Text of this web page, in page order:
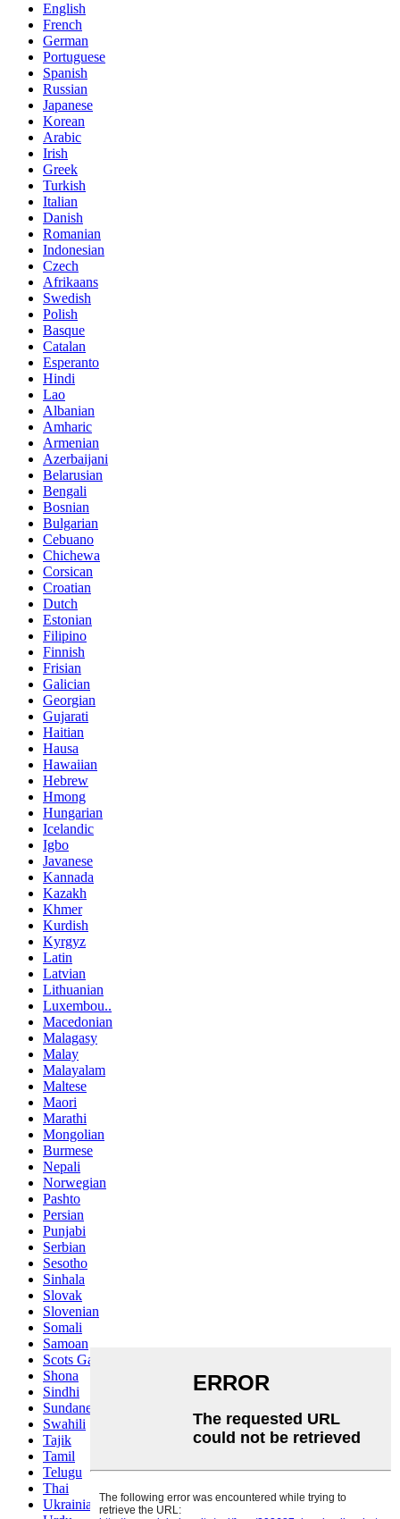
English
French
German
Portuguese
Spanish
Russian
Japanese
Korean
Arabic
Irish
Greek
Turkish
Italian
Danish
Romanian
Indonesian
Czech
Afrikaans
Swedish
Polish
Basque
Catalan
Esperanto
Hindi
Lao
Albanian
Amharic
Armenian
Azerbaijani
Belarusian
Bengali
Bosnian
Bulgarian
Cebuano
Chichewa
Corsican
Croatian
Dutch
Estonian
Filipino
Finnish
Frisian
Galician
Georgian
Gujarati
Haitian
Hausa
Hawaiian
Hebrew
Hmong
Hungarian
Icelandic
Igbo
Javanese
Kannada
Kazakh
Khmer
Kurdish
Kyrgyz
Latin
Latvian
Lithuanian
Luxembou..
Macedonian
Malagasy
Malay
Malayalam
Maltese
Maori
Marathi
Mongolian
Burmese
Nepali
Norwegian
Pashto
Persian
Punjabi
Serbian
Sesotho
Sinhala
Slovak
Slovenian
Somali
Samoan
Scots Gaelic
Shona
Sindhi
Sundanese
Swahili
Tajik
Tamil
Telugu
Thai
Ukrainian